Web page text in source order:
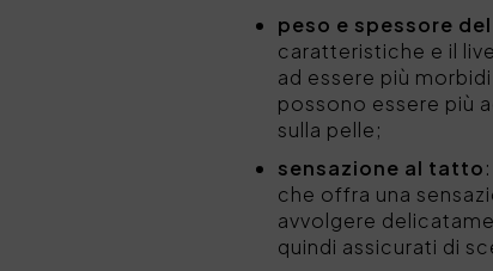
peso e spessore
caratteristiche e il
ad essere più
possono essere più
sulla pelle;
sensazione al tatto
che offra una
avvolgere
quindi assicurati di